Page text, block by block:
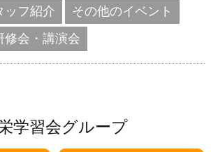
ッフ紹介
その他のイベント
修会・講演会
学習会グループ